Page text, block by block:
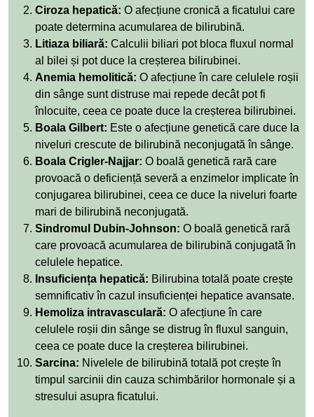
Ciroza hepatică: O afecțiune cronică a ficatului care
poate determina acumularea de bilirubină.
Litiaza biliară: Calculii biliari pot bloca fluxul normal
al bilei și pot duce la creșterea bilirubinei.
Anemia hemolitică: O afecțiune în care celulele roșii
din sânge sunt distruse mai repede decât pot fi
înlocuite, ceea ce poate duce la creșterea bilirubinei.
Boala Gilbert: Este o afecțiune genetică care duce la
niveluri crescute de bilirubină neconjugată în sânge.
Boala Crigler-Najjar: O boală genetică rară care
provoacă o deficiență severă a enzimelor implicate în
conjugarea bilirubinei, ceea ce duce la niveluri foarte
mari de bilirubină neconjugată.
Sindromul Dubin-Johnson: O boală genetică rară
care provoacă acumularea de bilirubină conjugată în
celulele hepatice.
Insuficiența hepatică: Bilirubina totală poate crește
semnificativ în cazul insuficienței hepatice avansate.
Hemoliza intravasculară: O afecțiune în care
celulele roșii din sânge se distrug în fluxul sanguin,
ceea ce poate duce la creșterea bilirubinei.
Sarcina: Nivelele de bilirubină totală pot crește în
timpul sarcinii din cauza schimbărilor hormonale și a
stresului asupra ficatului.